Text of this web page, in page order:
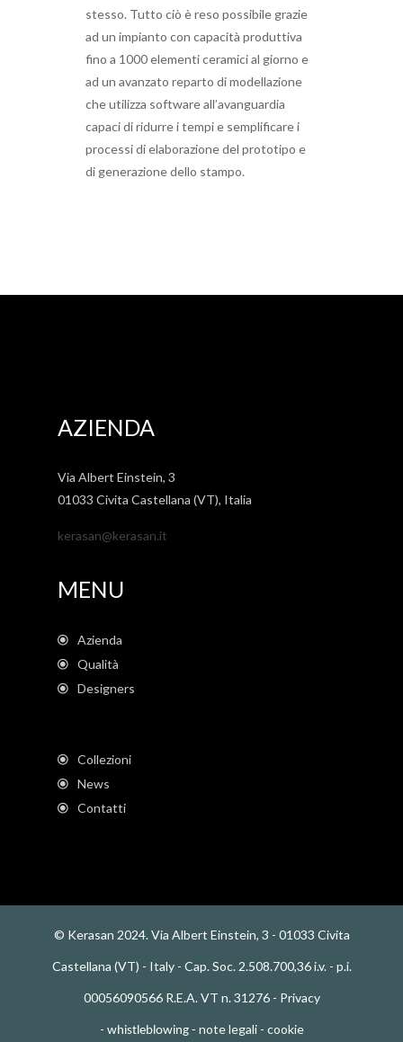
stesso. Tutto ciò è reso possibile grazie
ad un impianto con capacità produttiva
fino a 1000 elementi ceramici al giorno e
ad un avanzato reparto di modellazione
che utilizza software all’avanguardia
capaci di ridurre i tempi e semplificare i
processi di elaborazione del prototipo e
di generazione dello stampo.
AZIENDA
Via Albert Einstein, 3
01033 Civita Castellana (VT), Italia
kerasan@kerasan.it
MENU
Azienda
Qualità
Designers
Collezioni
News
Contatti
© Kerasan 2024. Via Albert Einstein, 3 - 01033 Civita
Castellana (VT) - Italy - Cap. Soc. 2.508.700,36 i.v. - p.i.
00056090566 R.E.A. VT n. 31276 - Privacy
- whistleblowing- note legali- cookie